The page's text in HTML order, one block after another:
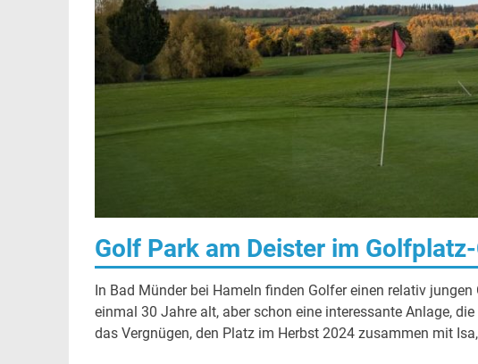
Golf Park am Deister im
In Bad Münder bei Hameln finden Golfer einen relativ
einmal 30 Jahre alt, aber schon eine interessante Anlage,
das Vergnügen, den Platz im Herbst 2024 zusammen mit